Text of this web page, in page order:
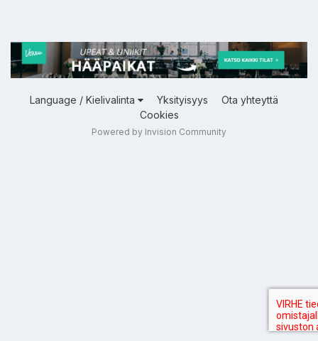
Language / Kielivalinta Yksityisyys
Ota yhteyttä
Cookies
Powered by Invision Community